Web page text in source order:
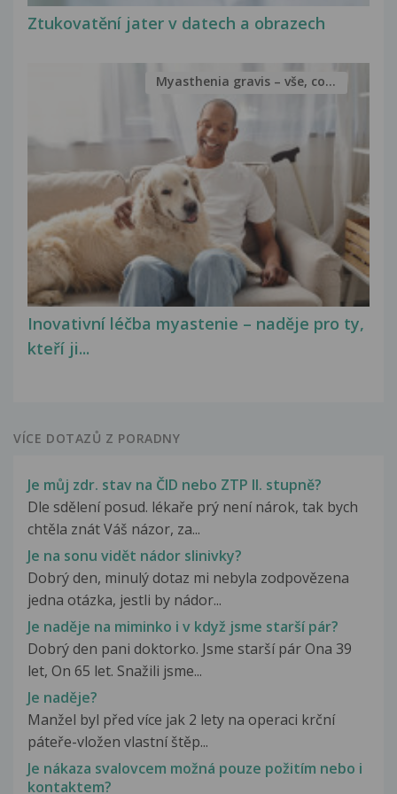
Ztukovatění jater v datech a obrazech
Inovativní léčba myastenie – naděje pro ty,
kteří ji...
Myasthenia gravis – vše, co...
VÍCE DOTAZŮ Z PORADNY
Je můj zdr. stav na ČID nebo ZTP II. stupně?
Dle sdělení posud. lékaře prý není nárok, tak bych
chtěla znát Váš názor, za...
Je na sonu vidět nádor slinivky?
Dobrý den, minulý dotaz mi nebyla zodpovězena
jedna otázka, jestli by nádor...
Je naděje na miminko i v když jsme starší pár?
Dobrý den pani doktorko. Jsme starší pár Ona 39
let, On 65 let. Snažili jsme...
Je naděje?
Manžel byl před více jak 2 lety na operaci krční
páteře-vložen vlastní štěp...
Je nákaza svalovcem možná pouze požitím nebo i
kontaktem?